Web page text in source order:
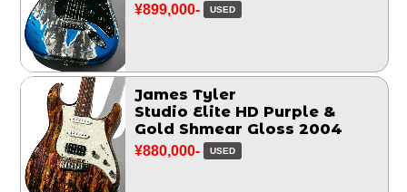
¥899,000- USED
James Tyler
Studio Elite HD Purple &
Gold Shmear Gloss 2004
¥880,000- USED